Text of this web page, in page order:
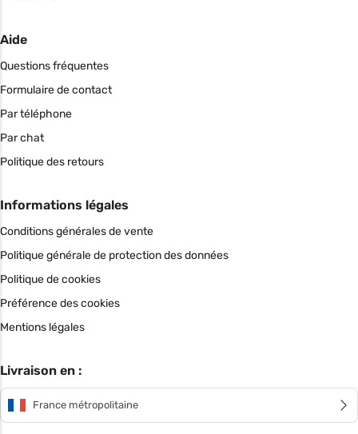
Aide
Questions fréquentes
Formulaire de contact
Par téléphone
Par chat
Politique des retours
Informations légales
Conditions générales de vente
Politique générale de protection des données
Politique de cookies
Préférence des cookies
Mentions légales
Livraison en :
France métropolitaine